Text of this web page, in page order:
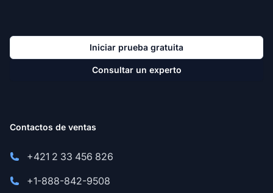
Iniciar prueba gratuita
Consultar un experto
Contactos de ventas
+421 2 33 456 826
+1-888-842-9508